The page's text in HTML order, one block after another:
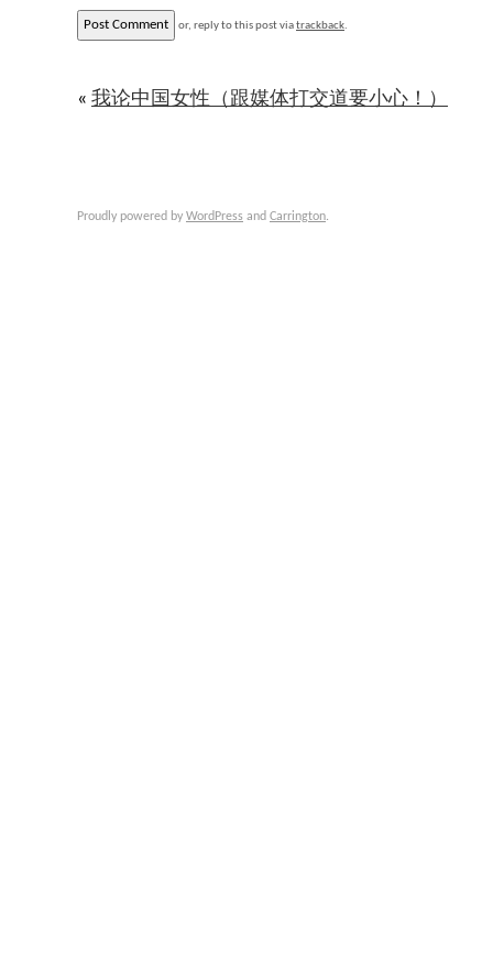
or, reply to this post viatrackback.
« 我论中国女性（跟媒体打交道要小心！）
Proudly powered by WordPress and Carrington.